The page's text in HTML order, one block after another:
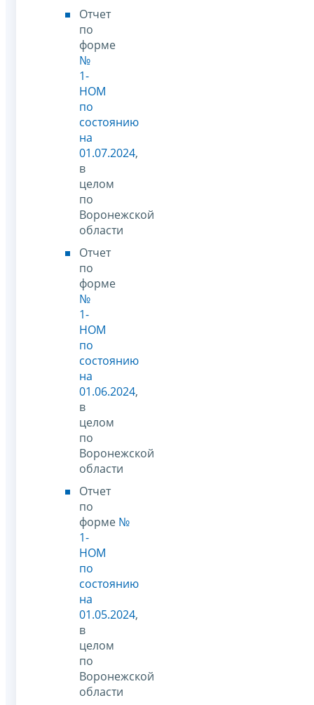
Отчет
по
форме
№
1-
НОМ
по
состоянию
на
01.07.2024,
в
целом
по
Воронежской
области
Отчет
по
форме
№
1-
НОМ
по
состоянию
на
01.06.2024,
в
целом
по
Воронежской
области
Отчет
по
форме №
1-
НОМ
по
состоянию
на
01.05.2024,
в
целом
по
Воронежской
области